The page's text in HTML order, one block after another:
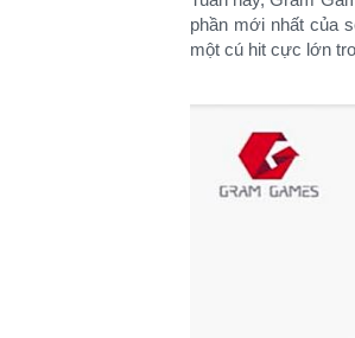
phần mới nhất của
một cú hit cực lớn